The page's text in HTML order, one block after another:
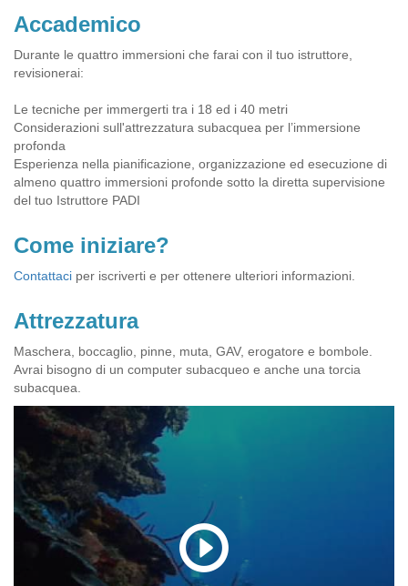
Accademico
Durante le quattro immersioni che farai con il tuo istruttore,
revisionerai:
Le tecniche per immergerti tra i 18 ed i 40 metri
Considerazioni sull'attrezzatura subacquea per l’immersione
profonda
Esperienza nella pianificazione, organizzazione ed esecuzione di
almeno quattro immersioni profonde sotto la diretta supervisione
del tuo Istruttore PADI
Come iniziare?
Contattaci per iscriverti e per ottenere ulteriori informazioni.
Attrezzatura
Maschera, boccaglio, pinne, muta, GAV, erogatore e bombole.
Avrai bisogno di un computer subacqueo e anche una torcia
subacquea.